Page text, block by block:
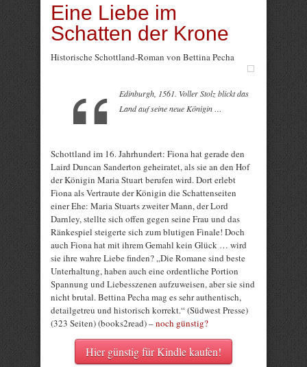
Eine Liebe im
Schatten der Krone
Historische Schottland-Roman von Bettina Pecha
Edinburgh, 1561. Voller Stolz blickt das
Land auf seine neue Königin …
Schottland im 16. Jahrhundert: Fiona hat gerade den
Laird Duncan Sanderton geheiratet, als sie an den Hof
der Königin Maria Stuart berufen wird. Dort erlebt
Fiona als Vertraute der Königin die Schattenseiten
einer Ehe: Maria Stuarts zweiter Mann, der Lord
Darnley, stellte sich offen gegen seine Frau und das
Ränkespiel steigerte sich zum blutigen Finale! Doch
auch Fiona hat mit ihrem Gemahl kein Glück … wird
sie ihre wahre Liebe finden? „Die Romane sind beste
Unterhaltung, haben auch eine ordentliche Portion
Spannung und Liebesszenen aufzuweisen, aber sie sind
nicht brutal. Bettina Pecha mag es sehr authentisch,
detailgetreu und historisch korrekt.“ (Südwest Presse)
(323 Seiten) (books2read) –noch günstig?
Hier günstig für Kindle kaufen!